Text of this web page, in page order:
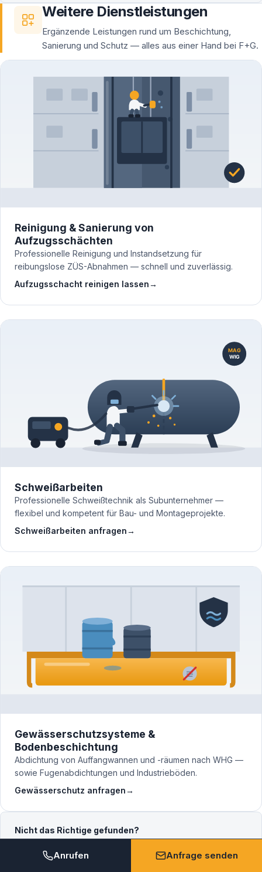
Weitere Dienstleistungen
Ergänzende Leistungen rund um Beschichtung,
Sanierung und Schutz — alles aus einer Hand bei F+G.
Reinigung & Sanierung von
Aufzugsschächten
Professionelle Reinigung und Instandsetzung für
reibungslose ZÜS-Abnahmen — schnell und zuverlässig.
Aufzugsschacht reinigen lassen→
Schweißarbeiten
Professionelle Schweißtechnik als Subunternehmer —
flexibel und kompetent für Bau- und Montageprojekte.
Schweißarbeiten anfragen→
Gewässerschutzsysteme &
Bodenbeschichtung
Abdichtung von Auffangwannen und -räumen nach WHG —
sowie Fugenabdichtungen und Industrieböden.
Gewässerschutz anfragen→
Nicht das Richtige gefunden?
Sprechen Sie uns an — wir beraten Sie kostenlos und
finden die passende Lösung.
Anrufen Anfrage senden